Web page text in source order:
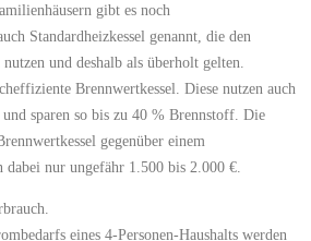
gibt es noch
Standardheizkessel genannt, die den
und deshalb als überholt gelten.
Brennwertkessel. Diese nutzen auch
sparen so bis zu 40 % Brennstoff. Die
gegenüber einem
dabei nur ungefähr 1.500 bis 2.000 €.
eines 4-Personen-Haushalts werden